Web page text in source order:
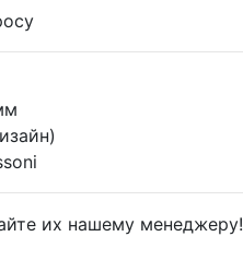
их нашему менеджеру!